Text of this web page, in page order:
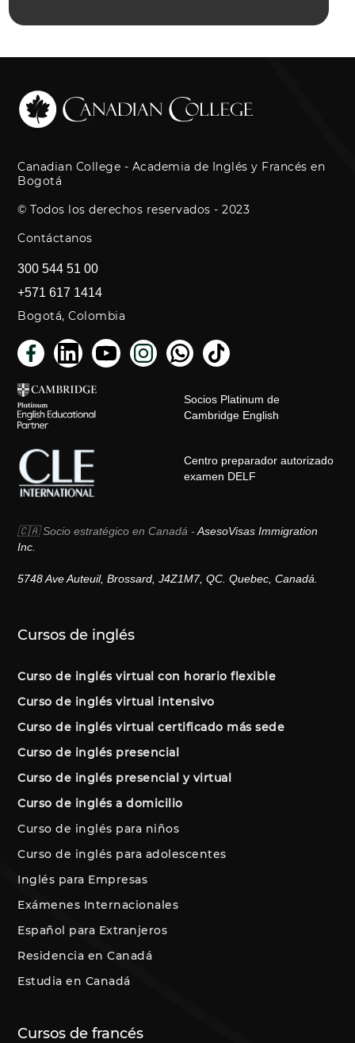
Canadian College - Academia de Inglés y Francés en
Bogotá
© Todos los derechos reservados - 2023
Contáctanos
300 544 51 00
+571 617 1414
Bogotá, Colombia
Socios Platinum de
Cambridge English
Centro preparador autorizado
examen DELF
🇨🇦 Socio estratégico en Canadá -AsesoVisas Immigration
Inc.
5748 Ave Auteuil, Brossard, J4Z1M7, QC. Quebec, Canadá.
Cursos de inglés
Curso de inglés virtual con horario flexible
Curso de inglés virtual intensivo
Curso de inglés virtual certificado más sede
Curso de inglés presencial
Curso de inglés presencial y virtual
Curso de inglés a domicilio
Curso de inglés para niños
Curso de inglés para adolescentes
Inglés para Empresas
Exámenes Internacionales
Español para Extranjeros
Residencia en Canadá
Estudia en Canadá
Cursos de francés